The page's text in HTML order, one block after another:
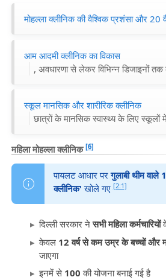
मोहल्ला क्लीनिक की वैश्विक प्रशंसा और 20
आम आदमी क्लीनिक का विकास
, अवधारणा से लेकर विभिन्न डिजाइनों
स्कूल मानसिक और शारीरिक क्लीनिक
छात्रों के मानसिक स्वास्थ्य के लिए स्कूलों
महिला मोहल्ला क्लीनिक [6]
पायलट आधार परगुलाबी थीम वाले
क्लीनिक' खोले गए[2:1]
दिल्ली सरकार नेसभी महिला कर्मचारियों
केवल 12 वर्ष से कम उम्र के बच्चों और
जाएगा
इनमें से 100 की योजना बनाई गई है